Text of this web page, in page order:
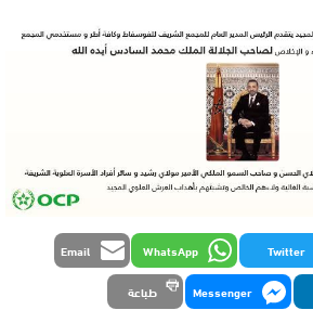
Twitter
WhatsApp
Email
Messenger طباعة